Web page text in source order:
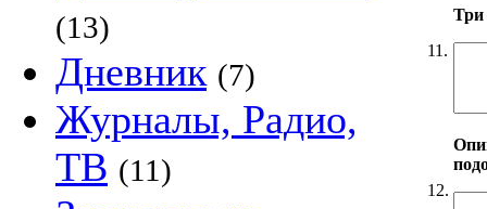
(13)
Дневник (7)
Журналы, Радио,
ТВ (11)
11.
Три
12.